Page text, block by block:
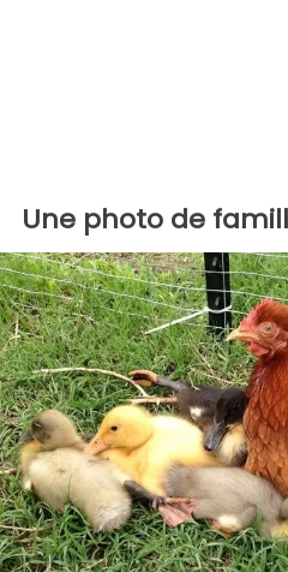
Une photo de